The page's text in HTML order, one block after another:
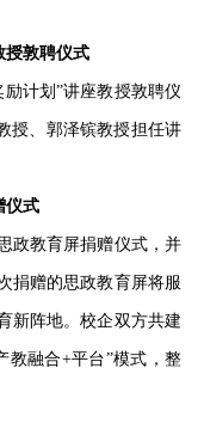
授敦聘仪式
计划”讲座教授敦聘仪
授、郭泽镔教授担任讲
仪式
政教育屏捐赠仪式，并
捐赠的思政教育屏将服
新阵地。校企双方共建
教融合+平台”模式，整